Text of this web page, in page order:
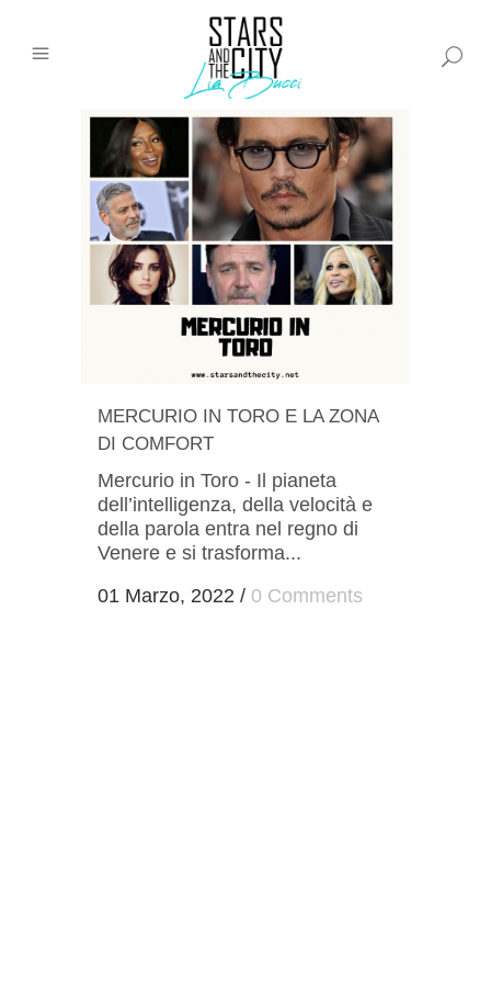
MERCURIO IN TORO E LA ZONA
DI COMFORT
Mercurio in Toro - Il pianeta
dell’intelligenza, della velocità e
della parola entra nel regno di
Venere e si trasforma...
01 Marzo, 2022 / 0 Comments